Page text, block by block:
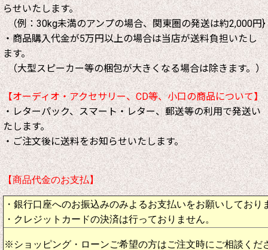
らせいたします。
（例：30kg未満のアンプの場合、関東圏の発送は約2,000円}
・商品購入代金が5万円以上の場合は当店が送料負担いたし
ます。
（大型スピーカー等の梱包が大きくなる場合は除きます。）
【オーディオ・アクセサリー、CD等、小口の商品について】
・レターパック、スマート・レター、郵送等の利用で発送い
たします。
・ご注文後に送料をお知らせいたします。
【商品代金のお支払】
・銀行口座へのお振込みのみよるお支払いをお願いしており
・クレジットカードの決済は行っておりません。
※ショッピング・ローンご希望の方はご注文時にご相談くだ